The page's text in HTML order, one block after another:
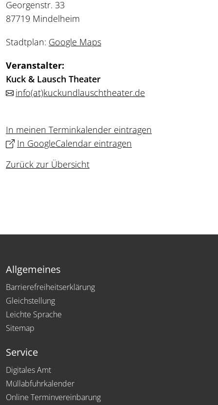
Georgenstr. 33
87719 Mindelheim
Stadtplan: Google Maps
Veranstalter:
Kuck & Lausch Theater
info(at)kuckundlauschtheater.de
In meinen Terminkalender eintragen
In GoogleCalendar eintragen
Zurück zur Übersicht
Allgemeines
Barrierefreiheitserklärung
Gleichstellung
Leichte Sprache
Sitemap
Service
Digitales Amt
Müllabfuhrkalender
Online Terminvereinbarung